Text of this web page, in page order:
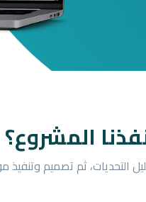
المشروع؟
التحديات، ثم تصميم